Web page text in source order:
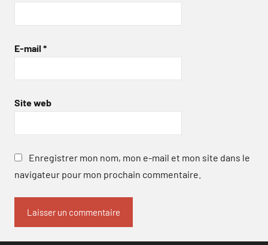
E-mail *
Site web
Enregistrer mon nom, mon e-mail et mon site dans le
navigateur pour mon prochain commentaire.